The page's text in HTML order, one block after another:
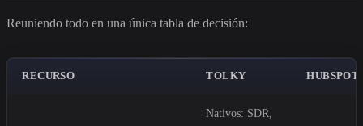
Reuniendo todo en una única tabla de decisión:
RECURSO TOLKY HUBSPOT
Nativos: SDR,